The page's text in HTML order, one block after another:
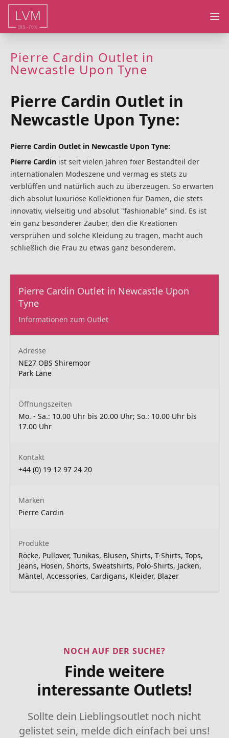
Pierre Cardin Outlet in
Newcastle Upon Tyne
Pierre Cardin Outlet in
Newcastle Upon Tyne:
Pierre Cardin Outlet in Newcastle Upon Tyne:
Pierre Cardin ist seit vielen Jahren fixer Bestandteil der
internationalen Modeszene und vermag es stets zu
verblüffen und natürlich auch zu überzeugen. So erwarten
dich absolut luxuriöse Kollektionen für Damen, die stets
innovativ, vielseitig und absolut "fashionable" sind. Es ist
ein ganz besonderer Zauber, den die Kreationen
versprühen und solche Kleidung zu tragen, macht auch
schließlich die Frau zu etwas ganz besonderem.
Pierre Cardin Outlet in Newcastle Upon
Tyne
Informationen zum Outlet
Adresse
NE27 OBS Shiremoor
Park Lane
Öffnungszeiten
Mo. - Sa.: 10.00 Uhr bis 20.00 Uhr; So.: 10.00 Uhr bis
17.00 Uhr
Kontakt
+44 (0) 19 12 97 24 20
Marken
Pierre Cardin
Produkte
Röcke, Pullover, Tunikas, Blusen, Shirts, T-Shirts, Tops,
Jeans, Hosen, Shorts, Sweatshirts, Polo-Shirts, Jacken,
Mäntel, Accessories, Cardigans, Kleider, Blazer
NOCH AUF DER SUCHE?
Finde weitere
interessante Outlets!
Sollte dein Lieblingsoutlet noch nicht
gelistet sein, melde dich einfach bei uns!